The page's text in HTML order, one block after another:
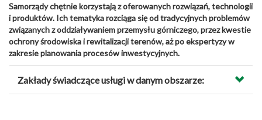
Samorządy chętnie korzystają z oferowanych rozwiązań, technologii
i produktów. Ich tematyka rozciąga się od tradycyjnych problemów
związanych z oddziaływaniem przemysłu górniczego, przez kwestie
ochrony środowiska i rewitalizacji terenów, aż po ekspertyzy w
zakresie planowania procesów inwestycyjnych.
Zakłady świadczące usługi w danym obszarze: